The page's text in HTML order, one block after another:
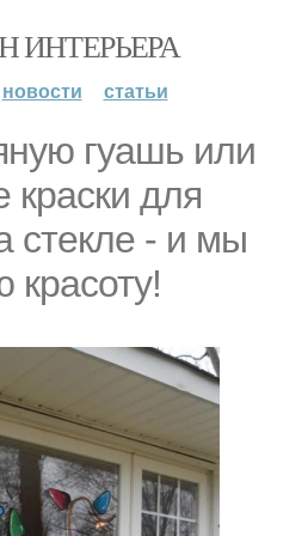
ИНТЕРЬЕРА
новости статьи
гуaшь или
крacки для
стeкле - и мы
кpaсоту!